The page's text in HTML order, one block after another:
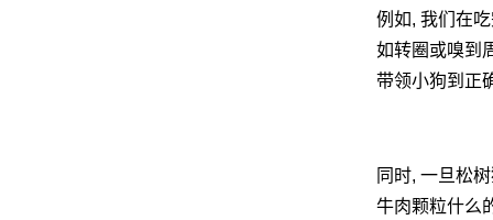
例如, 我们在
如转圈或嗅到
带领小狗到正
同时, 一旦松
牛肉颗粒什么